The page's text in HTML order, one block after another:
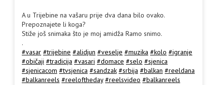
A u Trijebine na vašaru prije dva dana bilo ovako.
Prepoznajete li koga?
Stiže još snimaka što je moj amidža Ramo snimo.
.
#vasar #trijebine #alidjun #veselje #muzika #kolo #igranje
#običaji #tradicija #vasari #domace #selo #sjenica
#sjenicacom #tvsjenica #sandzak #srbija #balkan #reeldana
#balkanreels #reeloftheday #reelsvideo #balkanreels